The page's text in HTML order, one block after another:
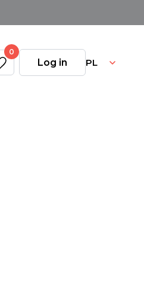
0
Log in PL